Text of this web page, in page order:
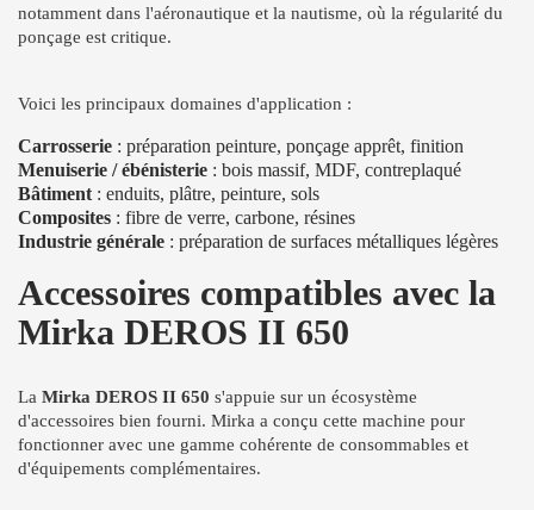
notamment dans l'aéronautique et la nautisme, où la régularité du
ponçage est critique.
Voici les principaux domaines d'application :
Carrosserie : préparation peinture, ponçage apprêt, finition
Menuiserie / ébénisterie : bois massif, MDF, contreplaqué
Bâtiment : enduits, plâtre, peinture, sols
Composites : fibre de verre, carbone, résines
Industrie générale : préparation de surfaces métalliques légères
Accessoires compatibles avec la
Mirka DEROS II 650
La Mirka DEROS II 650 s'appuie sur un écosystème
d'accessoires bien fourni. Mirka a conçu cette machine pour
fonctionner avec une gamme cohérente de consommables et
d'équipements complémentaires.